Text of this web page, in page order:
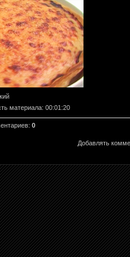
материала: 00:01:20
: 0
Добавлять